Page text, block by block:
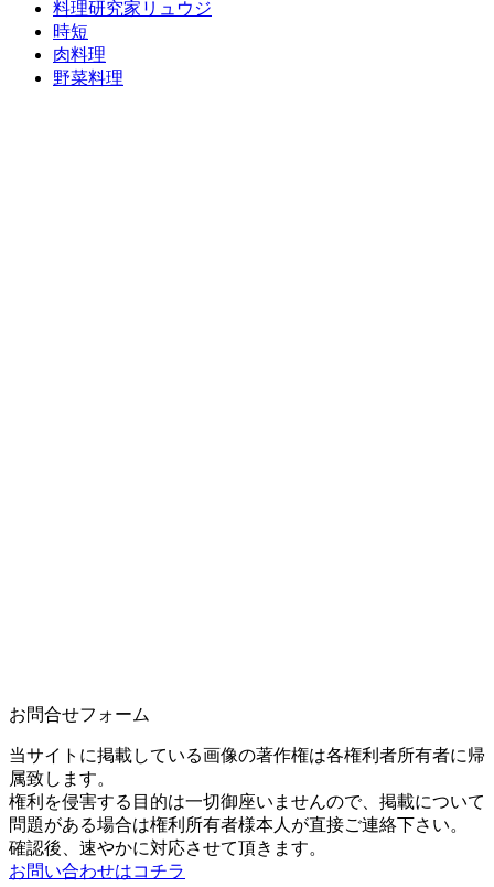
料理研究家リュウジ
時短
肉料理
野菜料理
お問合せフォーム
当サイトに掲載している画像の著作権は各権利者所有者に帰
属致します。
権利を侵害する目的は一切御座いませんので、掲載について
問題がある場合は権利所有者様本人が直接ご連絡下さい。
確認後、速やかに対応させて頂きます。
お問い合わせはコチラ